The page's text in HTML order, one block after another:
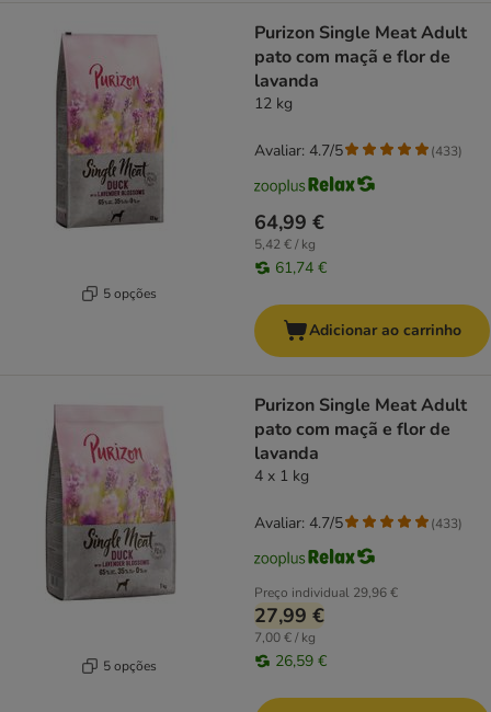
5 opções
Purizon Single Meat Adult
pato com maçã e flor de
lavanda
12 kg
64,99 €
5,42 € / kg
61,74 €
Avaliar: 4.7/5 (433)
Adicionar ao carrinho
5 opções
Purizon Single Meat Adult
pato com maçã e flor de
lavanda
4 x 1 kg
Preço individual 29,96 €
27,99 €
7,00 € / kg
26,59 €
Avaliar: 4.7/5 (433)